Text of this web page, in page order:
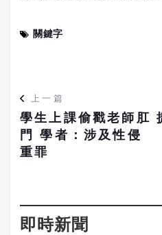
關鍵字
上一篇
學生上課偷戳老師肛
門 學者：涉及性侵
重罪
即時新聞